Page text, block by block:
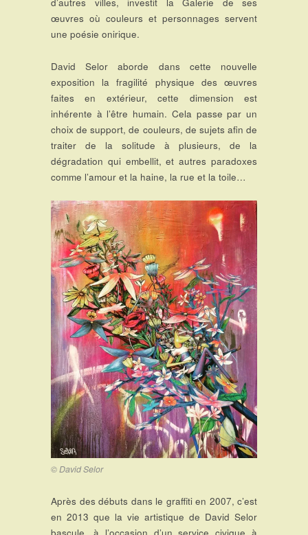
œuvres où couleurs et personnages servent
une poésie onirique.
David Selor aborde dans cette nouvelle
exposition la fragilité physique des œuvres
faites en extérieur, cette dimension est
inhérente à l’être humain. Cela passe par un
choix de support, de couleurs, de sujets afin de
traiter de la solitude à plusieurs, de la
dégradation qui embellit, et autres paradoxes
comme l’amour et la haine, la rue et la toile…
© David Selor
Après des débuts dans le graffiti en 2007, c’est
en 2013 que la vie artistique de David Selor